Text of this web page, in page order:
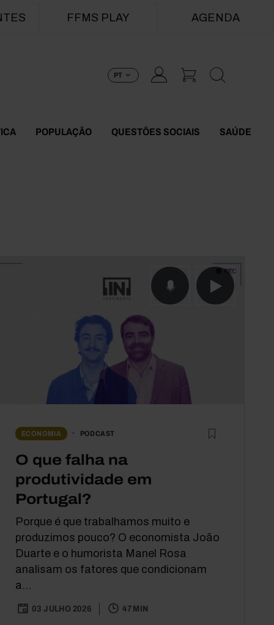
FFMS PLAY AGENDA
PT
POPULAÇÃO QUESTÕES SOCIAIS SAÚDE
ECONOMIA PODCAST
O que falha na
produtividade em
Portugal?
Porque é que trabalhamos muito e
produzimos pouco? O economista João
Duarte e o humorista Manel Rosa
analisam os fatores que condicionam
a...
03 JULHO 2026 47 MIN